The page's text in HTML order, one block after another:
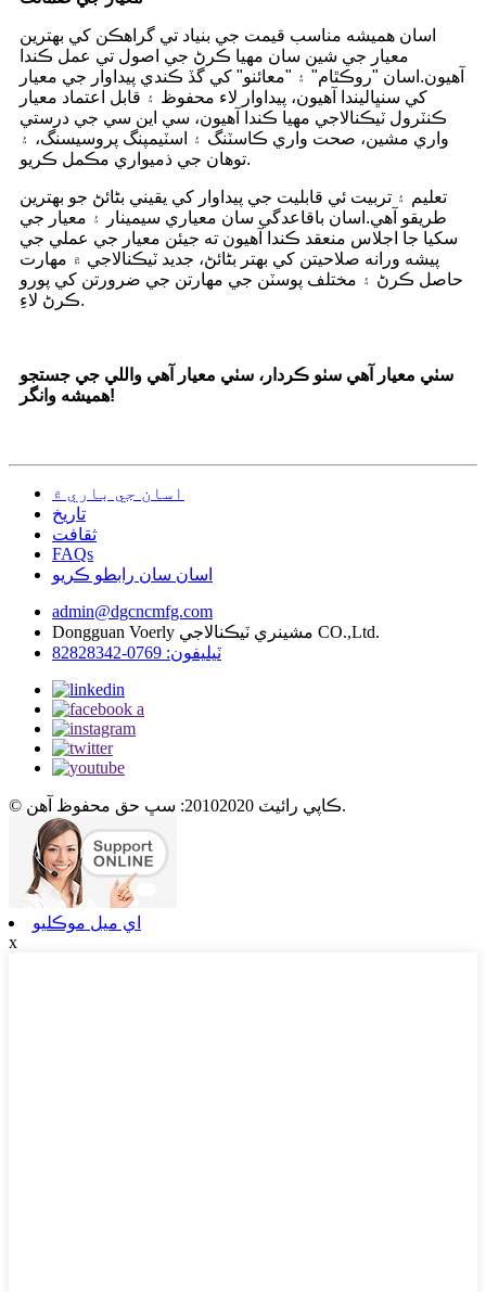
اسان هميشه مناسب قيمت جي بنياد تي گراهڪن کي بهترين
معيار جي شين سان مهيا ڪرڻ جي اصول تي عمل ڪندا
آهيون.اسان "روڪٿام" ۽ "معائنو" کي گڏ ڪندي پيداوار جي معيار
کي سنڀاليندا آهيون، پيداوار لاء محفوظ ۽ قابل اعتماد معيار
ڪنٽرول ٽيڪنالاجي مهيا ڪندا آهيون، سي اين سي جي درستي
واري مشين، صحت واري ڪاسٽنگ ۽ اسٽيمپنگ پروسيسنگ، ۽
توهان جي ذميواري مڪمل ڪريو.
تعليم ۽ تربيت ئي قابليت جي پيداوار کي يقيني بڻائڻ جو بهترين
طريقو آهي.اسان باقاعدگي سان معياري سيمينار ۽ معيار جي
سکيا جا اجلاس منعقد ڪندا آهيون ته جيئن معيار جي عملي جي
پيشه ورانه صلاحيتن کي بهتر بڻائڻ، جديد ٽيڪنالاجي ۾ مهارت
حاصل ڪرڻ ۽ مختلف پوسٽن جي مهارتن جي ضرورتن کي پورو
ڪرڻ لاءِ.
سٺي معيار آهي سٺو ڪردار، سٺي معيار آهي واللي جي جستجو
هميشه وانگر!
اسان جي باري ۾
تاريخ
ثقافت
FAQs
اسان سان رابطو ڪريو
admin@dgcncmfg.com
Dongguan Voerly مشينري ٽيڪنالاجي CO.,Ltd.
ٽيليفون: 0769-82828342
© ڪاپي رائيٽ 20102020: سڀ حق محفوظ آهن.
اي ميل موڪليو
x